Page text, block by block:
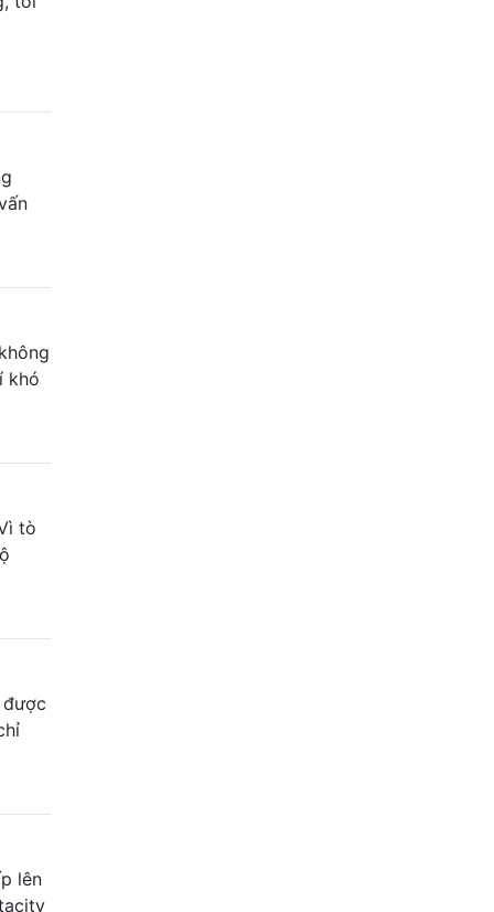
khó
tò
lên